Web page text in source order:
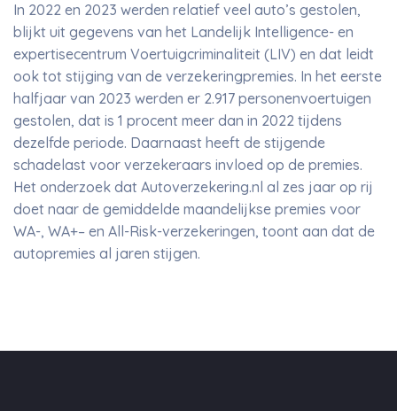
In 2022 en 2023 werden relatief veel auto’s gestolen,
blijkt uit gegevens van het Landelijk Intelligence- en
expertisecentrum Voertuigcriminaliteit (LIV) en dat leidt
ook tot stijging van de verzekeringpremies. In het eerste
halfjaar van 2023 werden er 2.917 personenvoertuigen
gestolen, dat is 1 procent meer dan in 2022 tijdens
dezelfde periode. Daarnaast heeft de stijgende
schadelast voor verzekeraars invloed op de premies.
Het onderzoek dat Autoverzekering.nl al zes jaar op rij
doet naar de gemiddelde maandelijkse premies voor
WA-, WA+– en All-Risk-verzekeringen, toont aan dat de
autopremies al jaren stijgen.